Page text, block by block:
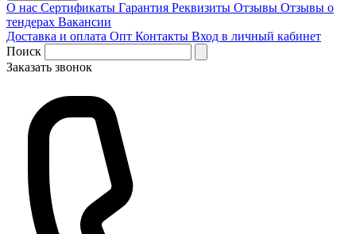
О нас Сертификаты Гарантия Реквизиты Отзывы Отзывы о
тендерах Вакансии
Доставка и оплата Опт Контакты Вход в личный кабинет
Поиск
Заказать звонок